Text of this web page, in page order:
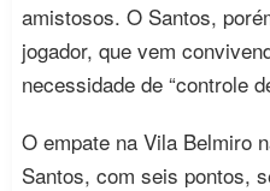
amistosos. O Santos,
jogador, que vem
necessidade de “controle
O empate na Vila Belmiro
Santos, com seis pontos,